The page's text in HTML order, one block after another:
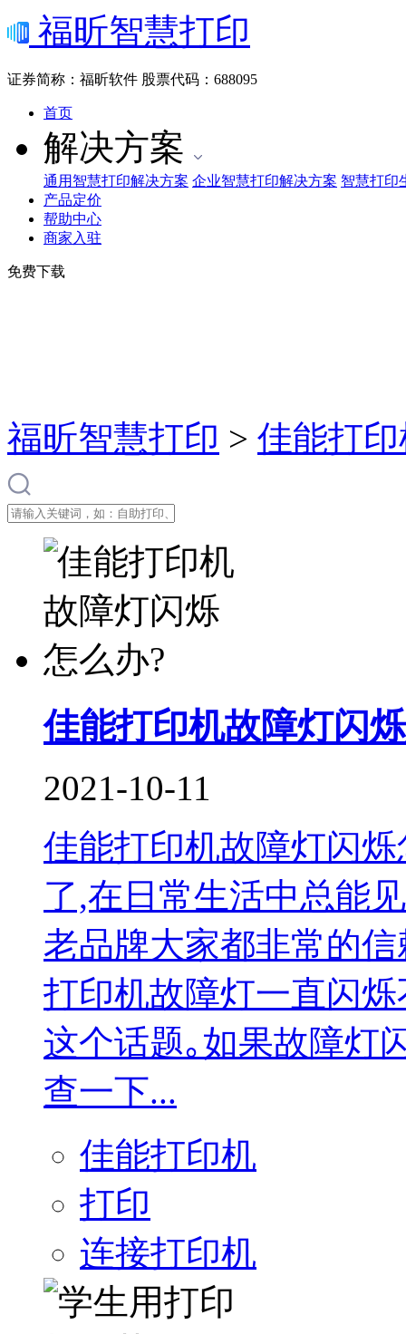
福昕智慧打印
证券简称：福昕软件 股票代码：688095
首页
解决方案
通用智慧打印解决方案 企业智慧打印解决方案 智慧打印
产品定价
帮助中心
商家入驻
免费下载
福昕智慧打印 > 佳能打
佳能打印机故障灯闪
2021-10-11
佳能打印机故障灯闪
了,在日常生活中总能
老品牌大家都非常的
打印机故障灯一直闪
这个话题｡如果故障灯
查一下...
佳能打印机
打印
连接打印机